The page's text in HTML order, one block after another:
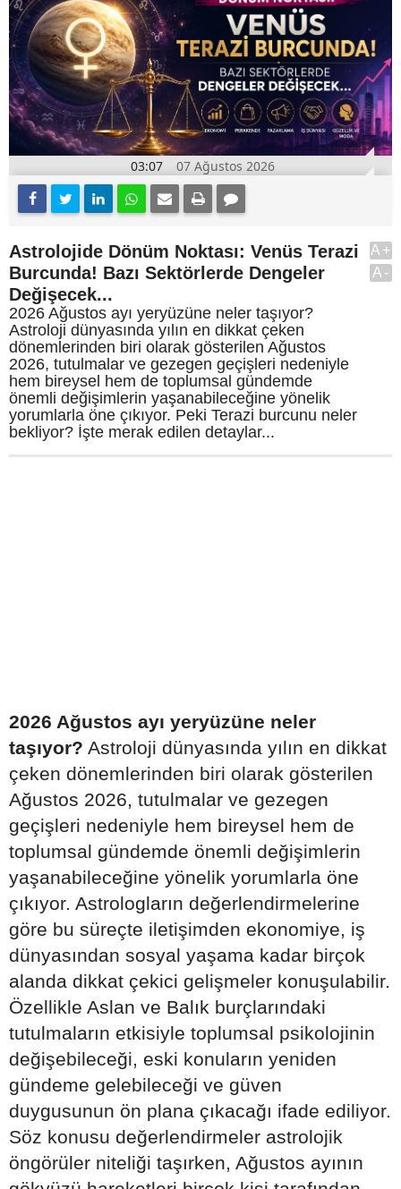
03:07 07 Ağustos 2026
Astrolojide Dönüm Noktası: Venüs Terazi
Burcunda! Bazı Sektörlerde Dengeler
Değişecek...
2026 Ağustos ayı yeryüzüne neler taşıyor?
Astroloji dünyasında yılın en dikkat çeken
dönemlerinden biri olarak gösterilen Ağustos
2026, tutulmalar ve gezegen geçişleri nedeniyle
hem bireysel hem de toplumsal gündemde
önemli değişimlerin yaşanabileceğine yönelik
yorumlarla öne çıkıyor. Peki Terazi burcunu neler
bekliyor? İşte merak edilen detaylar...
A+
A-
2026 Ağustos ayı yeryüzüne neler
taşıyor? Astroloji dünyasında yılın en dikkat
çeken dönemlerinden biri olarak gösterilen
Ağustos 2026, tutulmalar ve gezegen
geçişleri nedeniyle hem bireysel hem de
toplumsal gündemde önemli değişimlerin
yaşanabileceğine yönelik yorumlarla öne
çıkıyor. Astrologların değerlendirmelerine
göre bu süreçte iletişimden ekonomiye, iş
dünyasından sosyal yaşama kadar birçok
alanda dikkat çekici gelişmeler konuşulabilir.
Özellikle Aslan ve Balık burçlarındaki
tutulmaların etkisiyle toplumsal psikolojinin
değişebileceği, eski konuların yeniden
gündeme gelebileceği ve güven
duygusunun ön plana çıkacağı ifade ediliyor.
Söz konusu değerlendirmeler astrolojik
öngörüler niteliği taşırken, Ağustos ayının